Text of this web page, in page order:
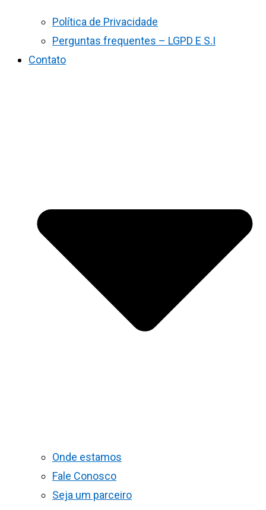
Política de Privacidade
Perguntas frequentes – LGPD E S.I
Contato
Onde estamos
Fale Conosco
Seja um parceiro